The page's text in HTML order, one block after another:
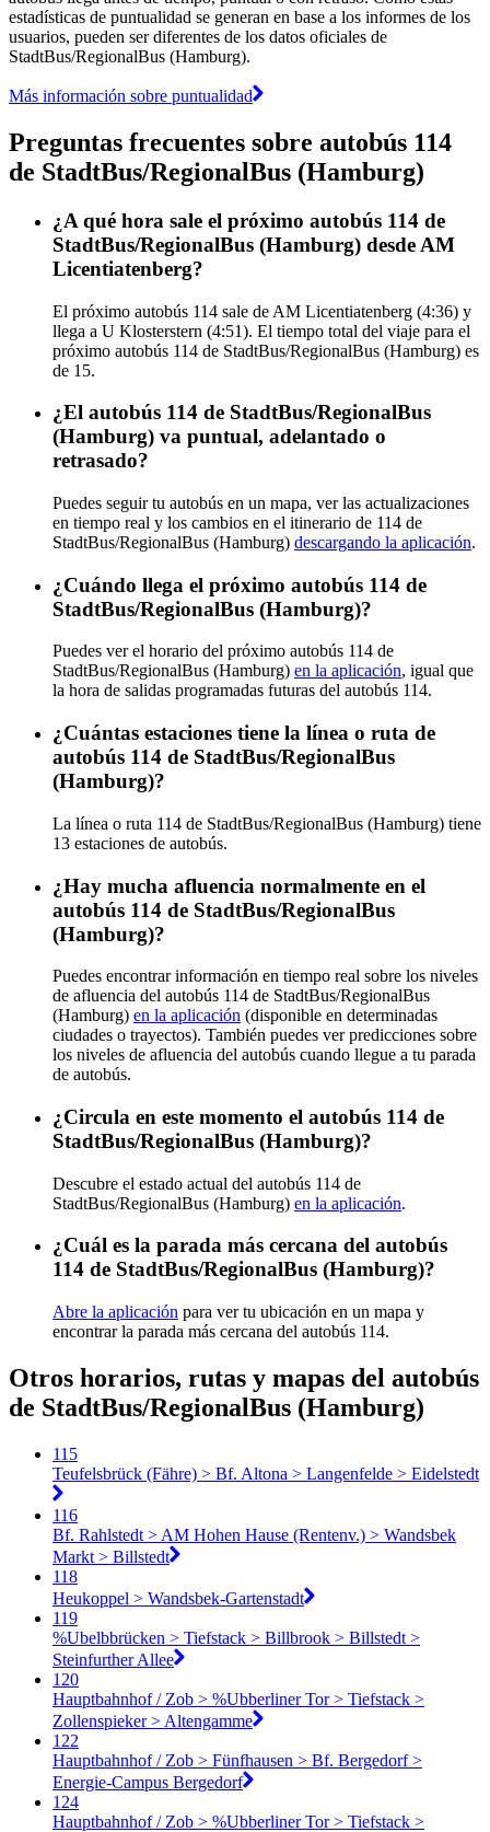
estadísticas de puntualidad se generan en base a los informes de los
usuarios, pueden ser diferentes de los datos oficiales de
StadtBus/RegionalBus (Hamburg).
Más información sobre puntualidad
Preguntas frecuentes sobre autobús 114
de StadtBus/RegionalBus (Hamburg)
¿A qué hora sale el próximo autobús 114 de
StadtBus/RegionalBus (Hamburg) desde AM
Licentiatenberg?
El próximo autobús 114 sale de AM Licentiatenberg (4:36) y
llega a U Klosterstern (4:51). El tiempo total del viaje para el
próximo autobús 114 de StadtBus/RegionalBus (Hamburg) es
de 15.
¿El autobús 114 de StadtBus/RegionalBus
(Hamburg) va puntual, adelantado o
retrasado?
Puedes seguir tu autobús en un mapa, ver las actualizaciones
en tiempo real y los cambios en el itinerario de 114 de
StadtBus/RegionalBus (Hamburg) descargando la aplicación.
¿Cuándo llega el próximo autobús 114 de
StadtBus/RegionalBus (Hamburg)?
Puedes ver el horario del próximo autobús 114 de
StadtBus/RegionalBus (Hamburg) en la aplicación, igual que
la hora de salidas programadas futuras del autobús 114.
¿Cuántas estaciones tiene la línea o ruta de
autobús 114 de StadtBus/RegionalBus
(Hamburg)?
La línea o ruta 114 de StadtBus/RegionalBus (Hamburg) tiene
13 estaciones de autobús.
¿Hay mucha afluencia normalmente en el
autobús 114 de StadtBus/RegionalBus
(Hamburg)?
Puedes encontrar información en tiempo real sobre los niveles
de afluencia del autobús 114 de StadtBus/RegionalBus
(Hamburg) en la aplicación (disponible en determinadas
ciudades o trayectos). También puedes ver predicciones sobre
los niveles de afluencia del autobús cuando llegue a tu parada
de autobús.
¿Circula en este momento el autobús 114 de
StadtBus/RegionalBus (Hamburg)?
Descubre el estado actual del autobús 114 de
StadtBus/RegionalBus (Hamburg) en la aplicación.
¿Cuál es la parada más cercana del autobús
114 de StadtBus/RegionalBus (Hamburg)?
Abre la aplicación para ver tu ubicación en un mapa y
encontrar la parada más cercana del autobús 114.
Otros horarios, rutas y mapas del autobús
de StadtBus/RegionalBus (Hamburg)
115
Teufelsbrück (Fähre) > Bf. Altona > Langenfelde > Eidelstedt
116
Bf. Rahlstedt > AM Hohen Hause (Rentenv.) > Wandsbek
Markt > Billstedt
118
Heukoppel > Wandsbek-Gartenstadt
119
%Ubelbbrücken > Tiefstack > Billbrook > Billstedt >
Steinfurther Allee
120
Hauptbahnhof / Zob > %Ubberliner Tor > Tiefstack >
Zollenspieker > Altengamme
122
Hauptbahnhof / Zob > Fünfhausen > Bf. Bergedorf >
Energie-Campus Bergedorf
124
Hauptbahnhof / Zob > %Ubberliner Tor > Tiefstack >